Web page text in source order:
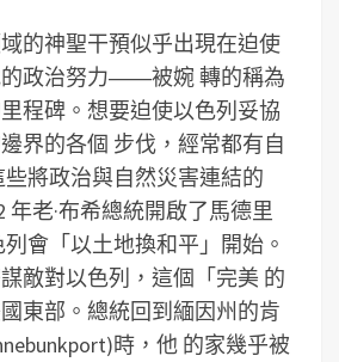
的神聖干預似乎出現在迫使
政治努力――被婉 轉的稱為
里程碑。想要迫使以色列妥協
界的各個 步伐，經常都有自
將政治與自然災害連結的
年老·布希總統開啟了馬德里
會「以土地換和平」開始。
敵對以色列，這個「完美 的
東部。總統回到緬因州的肯
時，他 的家幾乎被